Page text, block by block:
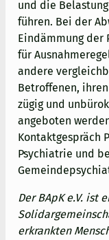
und die
führen. Bei der
Eindämmung der
für
andere
Betroffenen,
zügig und
angeboten
Kontaktgespräch
Psychiatrie und
Der BApK e.V. ist
erkrankten